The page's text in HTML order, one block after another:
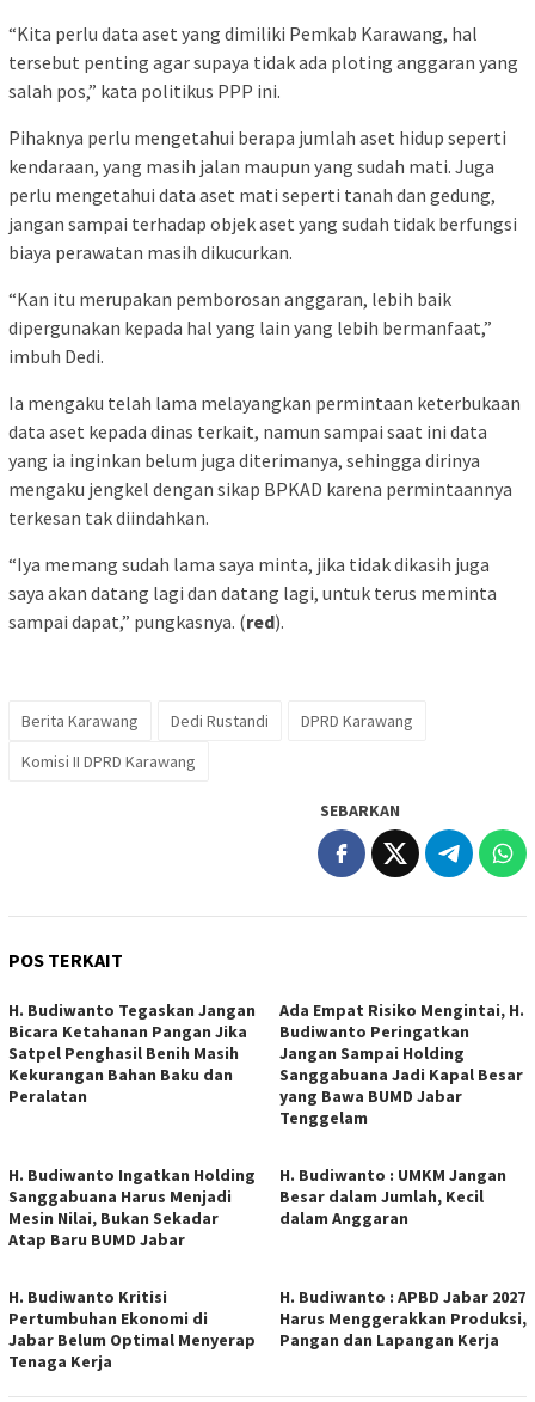
“Kita perlu data aset yang dimiliki Pemkab Karawang, hal
tersebut penting agar supaya tidak ada ploting anggaran yang
salah pos,” kata politikus PPP ini.
Pihaknya perlu mengetahui berapa jumlah aset hidup seperti
kendaraan, yang masih jalan maupun yang sudah mati. Juga
perlu mengetahui data aset mati seperti tanah dan gedung,
jangan sampai terhadap objek aset yang sudah tidak berfungsi
biaya perawatan masih dikucurkan.
“Kan itu merupakan pemborosan anggaran, lebih baik
dipergunakan kepada hal yang lain yang lebih bermanfaat,”
imbuh Dedi.
Ia mengaku telah lama melayangkan permintaan keterbukaan
data aset kepada dinas terkait, namun sampai saat ini data
yang ia inginkan belum juga diterimanya, sehingga dirinya
mengaku jengkel dengan sikap BPKAD karena permintaannya
terkesan tak diindahkan.
“Iya memang sudah lama saya minta, jika tidak dikasih juga
saya akan datang lagi dan datang lagi, untuk terus meminta
sampai dapat,” pungkasnya. (red).
Berita Karawang Dedi Rustandi
DPRD Karawang
Komisi II DPRD Karawang
SEBARKAN
POS TERKAIT
H. Budiwanto Tegaskan Jangan
Bicara Ketahanan Pangan Jika
Satpel Penghasil Benih Masih
Kekurangan Bahan Baku dan
Peralatan
Ada Empat Risiko Mengintai, H.
Budiwanto Peringatkan
Jangan Sampai Holding
Sanggabuana Jadi Kapal Besar
yang Bawa BUMD Jabar
Tenggelam
H. Budiwanto Ingatkan Holding
Sanggabuana Harus Menjadi
Mesin Nilai, Bukan Sekadar
Atap Baru BUMD Jabar
H. Budiwanto : UMKM Jangan
Besar dalam Jumlah, Kecil
dalam Anggaran
H. Budiwanto Kritisi
Pertumbuhan Ekonomi di
Jabar Belum Optimal Menyerap
Tenaga Kerja
H. Budiwanto : APBD Jabar 2027
Harus Menggerakkan Produksi,
Pangan dan Lapangan Kerja